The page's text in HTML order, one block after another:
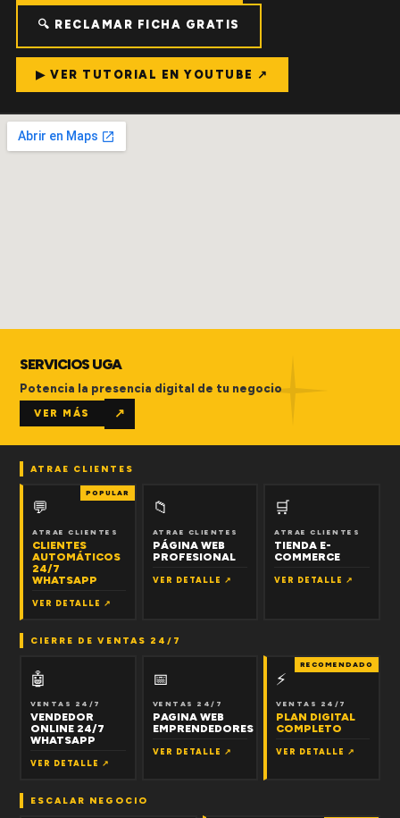
🔍 RECLAMAR FICHA GRATIS
▶ VER TUTORIAL EN YOUTUBE ↗
SERVICIOS UGA
Potencia la presencia digital de tu negocio
VER MÁS ↗
ATRAE CLIENTES
POPULAR
💬
ATRAE CLIENTES
CLIENTES
AUTOMÁTICOS
24/7
WHATSAPP
VER DETALLE ↗
📁
ATRAE CLIENTES
PÁGINA WEB
PROFESIONAL
VER DETALLE ↗
🛒
ATRAE CLIENTES
TIENDA E-
COMMERCE
VER DETALLE ↗
CIERRE DE VENTAS 24/7
🤖
VENTAS 24/7
VENDEDOR
ONLINE 24/7
WHATSAPP
VER DETALLE ↗
📅
VENTAS 24/7
PAGINA WEB
EMPRENDEDORES
VER DETALLE ↗
RECOMENDADO
⚡
VENTAS 24/7
PLAN DIGITAL
COMPLETO
VER DETALLE ↗
ESCALAR NEGOCIO